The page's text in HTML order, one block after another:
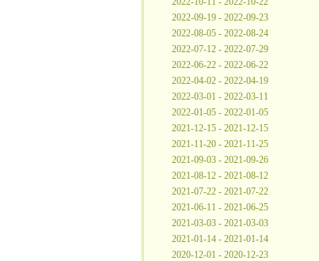
2022-09-19 - 2022-09-23
2022-08-05 - 2022-08-24
2022-07-12 - 2022-07-29
2022-06-22 - 2022-06-22
2022-04-02 - 2022-04-19
2022-03-01 - 2022-03-11
2022-01-05 - 2022-01-05
2021-12-15 - 2021-12-15
2021-11-20 - 2021-11-25
2021-09-03 - 2021-09-26
2021-08-12 - 2021-08-12
2021-07-22 - 2021-07-22
2021-06-11 - 2021-06-25
2021-03-03 - 2021-03-03
2021-01-14 - 2021-01-14
2020-12-01 - 2020-12-23